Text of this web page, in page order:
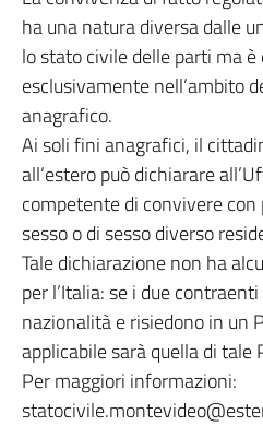
ha una natura diversa dalle
lo stato civile delle parti ma
esclusivamente nell’ambito
anagrafico.
Ai soli fini anagrafici, il
all’estero può dichiarare
competente di convivere
sesso o di sesso diverso
Tale dichiarazione non ha
per l’Italia: se i due
nazionalità e risiedono in un
applicabile sarà quella di tale
Per maggiori informazioni: